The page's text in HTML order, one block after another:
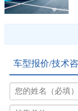
车型报价/技术